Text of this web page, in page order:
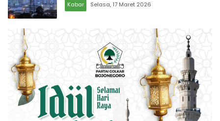
Kabar Selasa, 17 Maret 2026